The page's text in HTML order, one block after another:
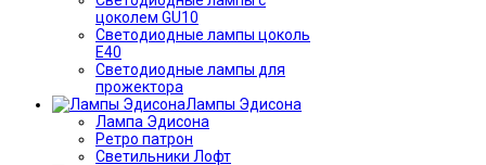
цоколем GU10
Светодиодные лампы цоколь
Е40
Светодиодные лампы для
прожектора
Лампы Эдисона
Лампа Эдисона
Ретро патрон
Светильники Лофт